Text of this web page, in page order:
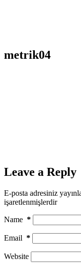
metrik04
Leave a Reply
E-posta adresiniz
işaretlenmişlerdir
Name *
Email *
Website